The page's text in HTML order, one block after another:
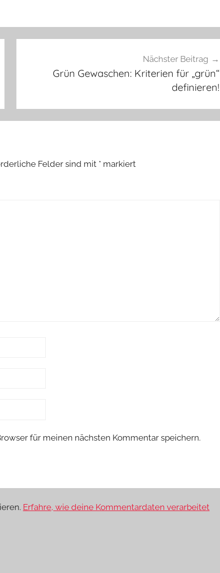
Nächster Beitrag
Grün Gewaschen: Kriterien für „grün“
definieren!
Felder sind mit * markiert
für meinen nächsten Kommentar speichern.
Erfahre, wie deine Kommentardaten verarbeitet